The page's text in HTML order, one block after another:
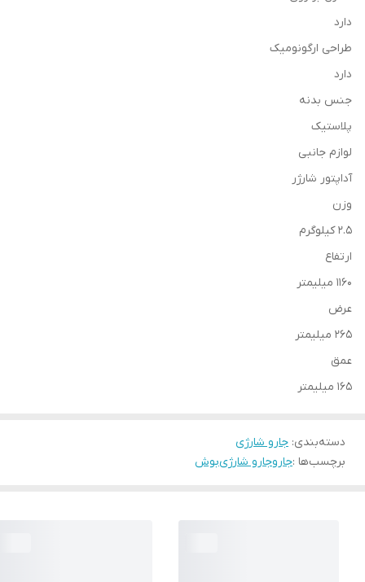
دارد
طراحی ارگونومیک
دارد
جنس بدنه
پلاستیک
لوازم جانبی
آداپتور شارژر
وزن
2.5 کیلوگرم
ارتفاع
1160 میلیمتر
عرض
265 میلیمتر
عمق
165 میلیمتر
دسته‌بندی: جارو شارژی
برچسب‌ها :جاروجارو شارژیبوش